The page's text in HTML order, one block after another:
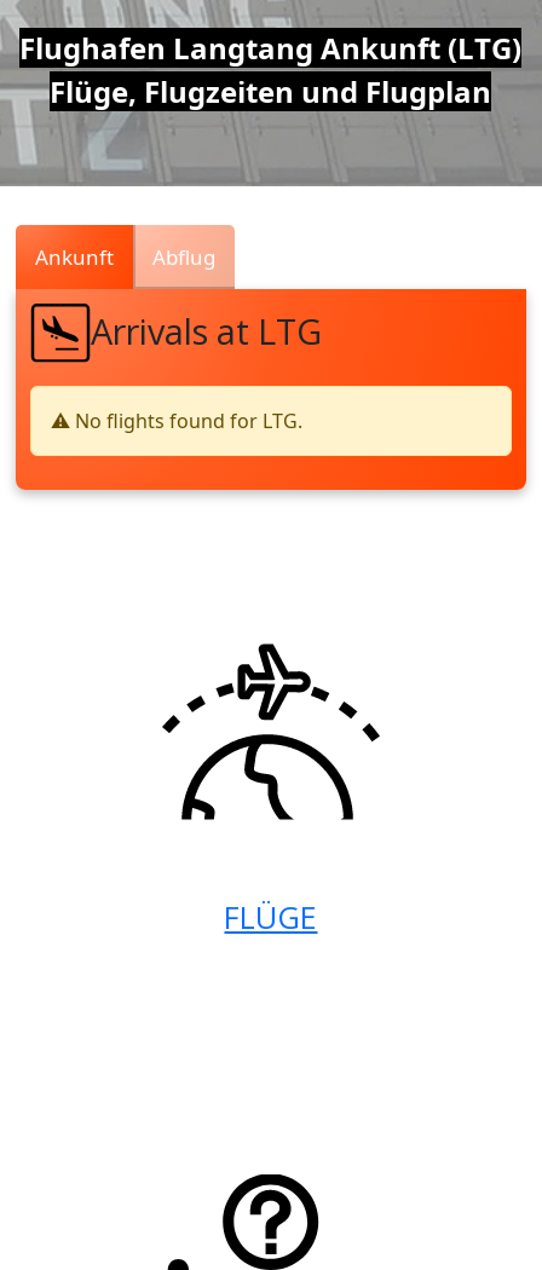
Air
Traffic
Live
Flughafen Langtang Ankunft (LTG)
Flüge, Flugzeiten und Flugplan
Ankunft Abflug
Arrivals at LTG
⚠️ No flights found for LTG.
FLÜGE